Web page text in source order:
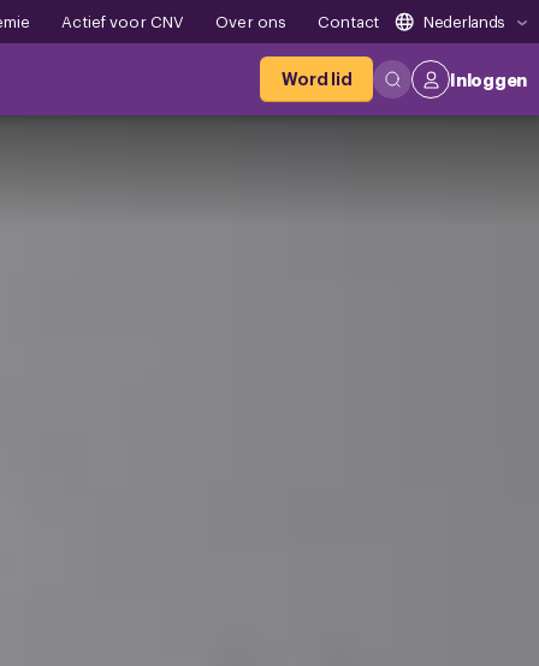
Actief voor CNV Over ons Contact Nederlands
Word lid Inloggen